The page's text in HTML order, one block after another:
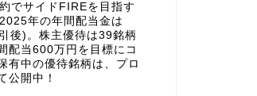
でサイドFIREを目指す
年の年間配当金は
後)。株主優待は39銘柄
配当600万円を目標にコ
有中の優待銘柄は、プロ
公開中！